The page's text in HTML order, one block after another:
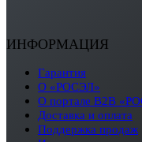
ИНФОРМАЦИЯ
Гарантия
О «РОСЭЛ»
О портале B2B
Доставка и оплата
Поддержка продаж